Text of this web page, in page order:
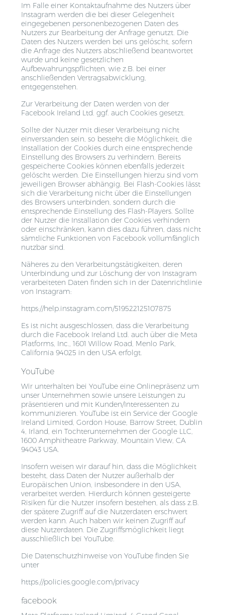
Im Falle einer Kontaktaufnahme des Nutzers über
Instagram werden die bei dieser Gelegenheit
eingegebenen personenbezogenen Daten des
Nutzers zur Bearbeitung der Anfrage genutzt. Die
Daten des Nutzers werden bei uns gelöscht, sofern
die Anfrage des Nutzers abschließend beantwortet
wurde und keine gesetzlichen
Aufbewahrungspflichten, wie z.B. bei einer
anschließenden Vertragsabwicklung,
entgegenstehen.
Zur Verarbeitung der Daten werden von der
Facebook Ireland Ltd. ggf. auch Cookies gesetzt.
Sollte der Nutzer mit dieser Verarbeitung nicht
einverstanden sein, so besteht die Möglichkeit, die
Installation der Cookies durch eine entsprechende
Einstellung des Browsers zu verhindern. Bereits
gespeicherte Cookies können ebenfalls jederzeit
gelöscht werden. Die Einstellungen hierzu sind vom
jeweiligen Browser abhängig. Bei Flash-Cookies lässt
sich die Verarbeitung nicht über die Einstellungen
des Browsers unterbinden, sondern durch die
entsprechende Einstellung des Flash-Players. Sollte
der Nutzer die Installation der Cookies verhindern
oder einschränken, kann dies dazu führen, dass nicht
sämtliche Funktionen von Facebook vollumfänglich
nutzbar sind.
Näheres zu den Verarbeitungstätigkeiten, deren
Unterbindung und zur Löschung der von Instagram
verarbeiteten Daten finden sich in der Datenrichtlinie
von Instagram:
https://help.instagram.com/519522125107875
Es ist nicht ausgeschlossen, dass die Verarbeitung
durch die Facebook Ireland Ltd. auch über die Meta
Platforms, Inc., 1601 Willow Road, Menlo Park,
California 94025 in den USA erfolgt.
YouTube
Wir unterhalten bei YouTube eine Onlinepräsenz um
unser Unternehmen sowie unsere Leistungen zu
präsentieren und mit Kunden/Interessenten zu
kommunizieren. YouTube ist ein Service der Google
Ireland Limited, Gordon House, Barrow Street, Dublin
4, Irland, ein Tochterunternehmen der Google LLC,
1600 Amphitheatre Parkway, Mountain View, CA
94043 USA.
Insofern weisen wir darauf hin, dass die Möglichkeit
besteht, dass Daten der Nutzer außerhalb der
Europäischen Union, insbesondere in den USA,
verarbeitet werden. Hierdurch können gesteigerte
Risiken für die Nutzer insofern bestehen, als dass z.B.
der spätere Zugriff auf die Nutzerdaten erschwert
werden kann. Auch haben wir keinen Zugriff auf
diese Nutzerdaten. Die Zugriffsmöglichkeit liegt
ausschließlich bei YouTube.
Die Datenschutzhinweise von YouTube finden Sie
unter
https://policies.google.com/privacy
facebook